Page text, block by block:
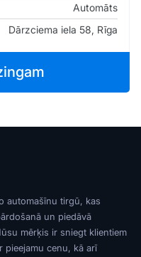
Automāts
Dārzciema iela 58, Rīga
automašīnu tirgū, kas
un piedāvā
mērķis ir sniegt klientiem
pieejamu cenu, kā arī